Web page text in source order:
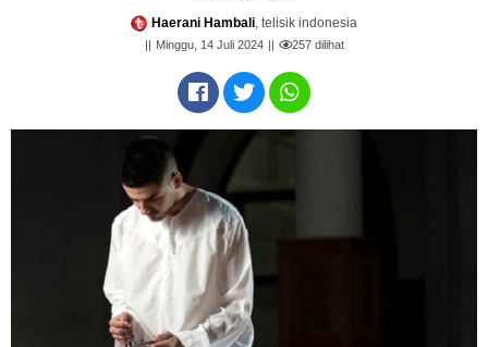
Haerani Hambali, telisik indonesia
Minggu, 14 Juli 2024 257dilihat